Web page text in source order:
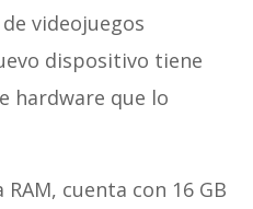
videojuegos
dispositivo tiene
hardware que lo
cuenta con 16 GB